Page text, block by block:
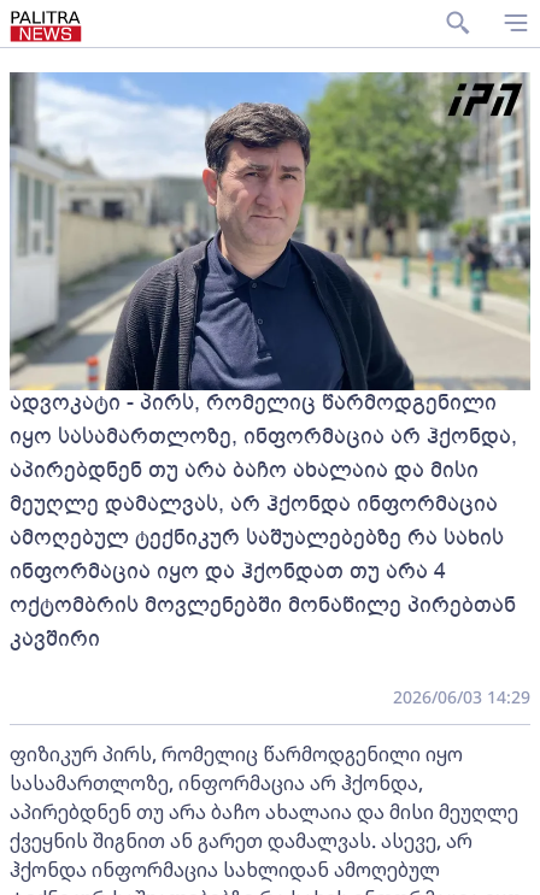
ადვოკატი - პირს, რომელიც წარმოდგენილი
იყო სასამართლოზე, ინფორმაცია არ ჰქონდა,
აპირებდნენ თუ არა ბაჩო ახალაია და მისი
მეუღლე დამალვას, არ ჰქონდა ინფორმაცია
ამოღებულ ტექნიკურ საშუალებებზე რა სახის
ინფორმაცია იყო და ჰქონდათ თუ არა 4
ოქტომბრის მოვლენებში მონაწილე პირებთან
კავშირი
2026/06/03 14:29
ფიზიკურ პირს, რომელიც წარმოდგენილი იყო
სასამართლოზე, ინფორმაცია არ ჰქონდა,
აპირებდნენ თუ არა ბაჩო ახალაია და მისი მეუღლე
ქვეყნის შიგნით ან გარეთ დამალვას. ასევე, არ
ჰქონდა ინფორმაცია სახლიდან ამოღებულ